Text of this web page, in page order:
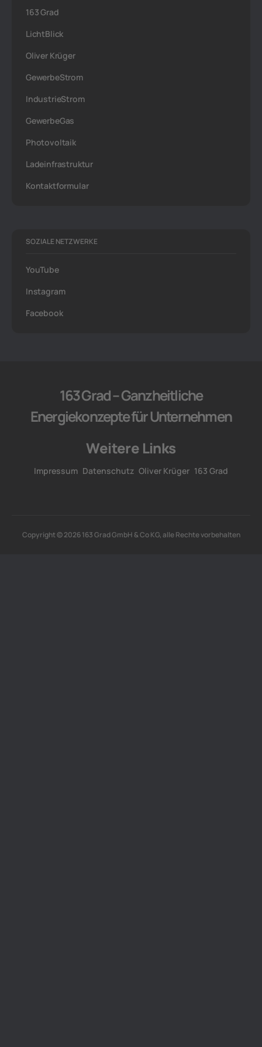
163 Grad
LichtBlick
Oliver Krüger
GewerbeStrom
IndustrieStrom
GewerbeGas
Photovoltaik
Ladeinfrastruktur
Kontaktformular
SOZIALE NETZWERKE
YouTube
Instagram
Facebook
163 Grad – Ganzheitliche
Energiekonzepte für Unternehmen
Weitere Links
Impressum Datenschutz Oliver Krüger 163 Grad
Copyright © 2026 163 Grad GmbH & Co KG, alle Rechte vorbehalten